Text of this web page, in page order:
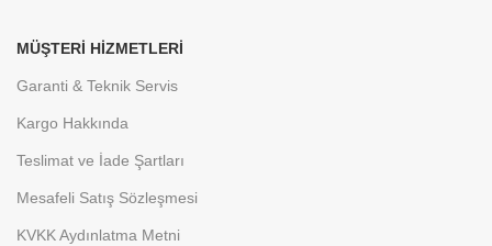
MÜŞTERI HIZMETLERI
Garanti & Teknik Servis
Kargo Hakkında
Teslimat ve İade Şartları
Mesafeli Satış Sözleşmesi
KVKK Aydınlatma Metni